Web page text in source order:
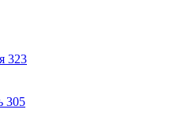
323
305